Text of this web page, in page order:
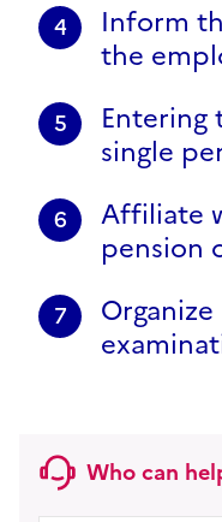
4
Inform
the
5
Entering
single
6
Affiliate
pension
7
Who can